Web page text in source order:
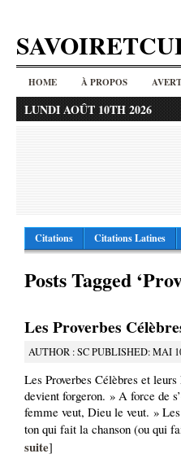
HOME À PROPOS
LUNDI AOÛT 10TH 2026
Citations Citations Latines
Posts Tagged
Les Proverbes
AUTHOR : SC PUBLISHED: MAI
Les Proverbes Célèbres et
devient forgeron. » A force de
femme veut, Dieu le veut. »
ton qui fait la chanson (ou qui
suite]